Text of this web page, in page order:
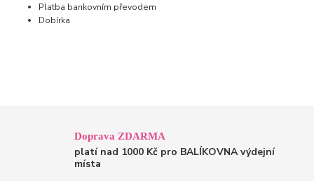
Platba bankovním převodem
Dobírka
Doprava ZDARMA
platí nad 1000 Kč pro BALÍKOVNA výdejní
místa